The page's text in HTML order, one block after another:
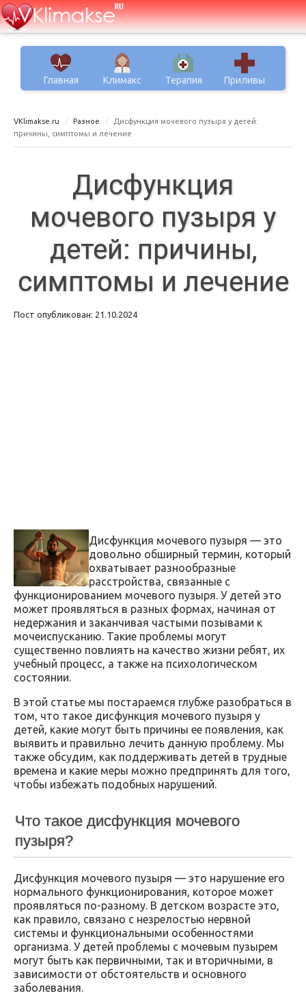
Главная Климакс Терапия Приливы
VKlimakse.ru Разное
Дисфункция мочевого пузыря у детей:
причины, симптомы и лечение
Дисфункция
мочевого пузыря у
детей: причины,
симптомы и лечение
Пост опубликован: 21.10.2024
Дисфункция мочевого пузыря — это
довольно обширный термин, который
охватывает разнообразные
расстройства, связанные с
функционированием мочевого пузыря. У детей это
может проявляться в разных формах, начиная от
недержания и заканчивая частыми позывами к
мочеиспусканию. Такие проблемы могут
существенно повлиять на качество жизни ребят, их
учебный процесс, а также на психологическом
состоянии.
В этой статье мы постараемся глубже разобраться в
том, что такое дисфункция мочевого пузыря у
детей, какие могут быть причины ее появления, как
выявить и правильно лечить данную проблему. Мы
также обсудим, как поддерживать детей в трудные
времена и какие меры можно предпринять для того,
чтобы избежать подобных нарушений.
Что такое дисфункция мочевого
пузыря?
Дисфункция мочевого пузыря — это нарушение его
нормального функционирования, которое может
проявляться по-разному. В детском возрасте это,
как правило, связано с незрелостью нервной
системы и функциональными особенностями
организма. У детей проблемы с мочевым пузырем
могут быть как первичными, так и вторичными, в
зависимости от обстоятельств и основного
заболевания.